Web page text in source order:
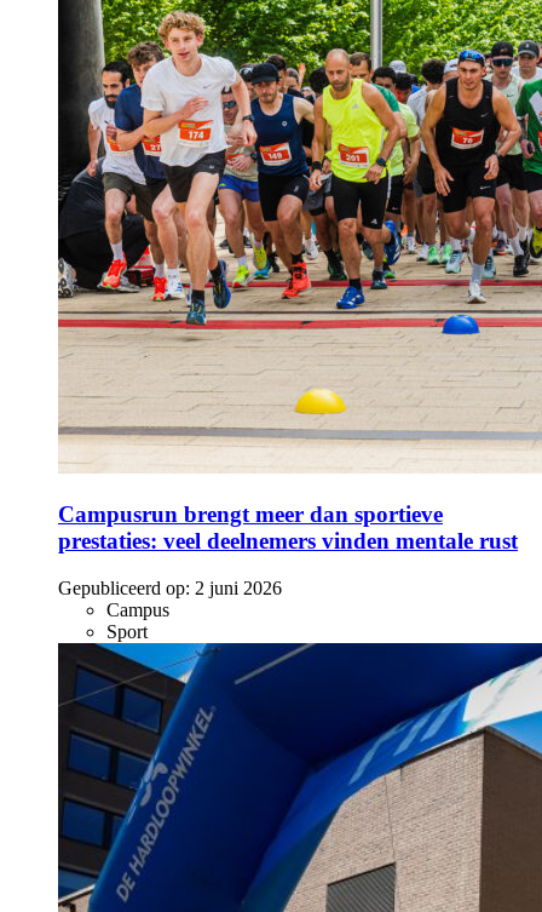
Campusrun brengt meer dan sportieve
prestaties: veel deelnemers vinden mentale rust
Gepubliceerd op: 2 juni 2026
Campus
Sport